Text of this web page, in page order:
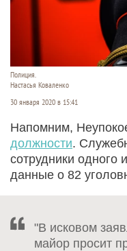
Полиция.
Настасья Коваленко
30 января 2020 в 15:41
Напомним,
должности.
сотрудники одного
данные о 82
"В исковом
майор просит